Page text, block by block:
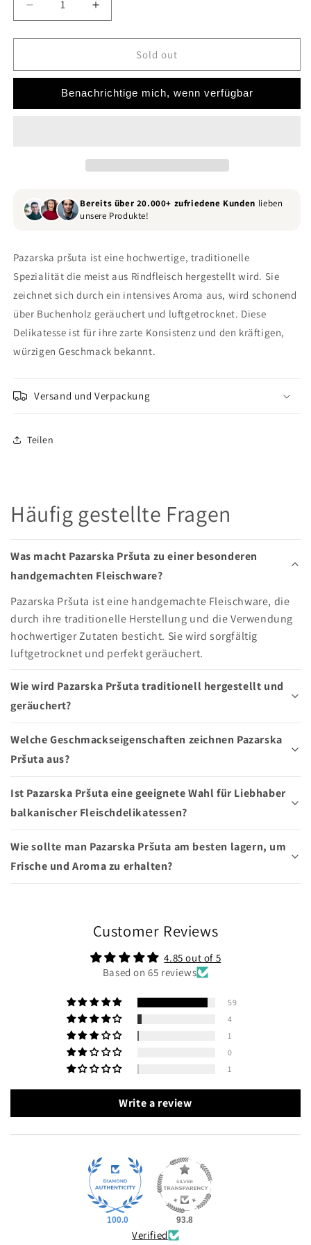
Decrease
quantity
for
Pršuta
Increase
quantity
for
Pazarska
Pršuta
Sold out
Benachrichtige mich, wenn verfügbar
Bereits über 20.000+ zufriedene Kunden lieben
unsere Produkte!
Pazarska pršuta ist eine hochwertige, traditionelle
Spezialität die meist aus Rindfleisch hergestellt wird. Sie
zeichnet sich durch ein intensives Aroma aus, wird schonend
über Buchenholz geräuchert und luftgetrocknet. Diese
Delikatesse ist für ihre zarte Konsistenz und den kräftigen,
würzigen Geschmack bekannt.
Versand und Verpackung
Teilen
Häufig gestellte Fragen
Was macht Pazarska Pršuta zu einer besonderen
handgemachten Fleischware?
Pazarska Pršuta ist eine handgemachte Fleischware, die
durch ihre traditionelle Herstellung und die Verwendung
hochwertiger Zutaten besticht. Sie wird sorgfältig
luftgetrocknet und perfekt geräuchert.
Wie wird Pazarska Pršuta traditionell hergestellt und
geräuchert?
Welche Geschmackseigenschaften zeichnen Pazarska
Pršuta aus?
Ist Pazarska Pršuta eine geeignete Wahl für Liebhaber
balkanischer Fleischdelikatessen?
Wie sollte man Pazarska Pršuta am besten lagern, um
Frische und Aroma zu erhalten?
Customer Reviews
4.85 out of 5
Based on 65 reviews
59
4
1
0
1
Write a review
100.0 93.8
Verified